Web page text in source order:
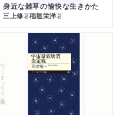
身近な雑草の愉快な生きかた
三上修著稲垣栄洋著
ちくまプリマー新書